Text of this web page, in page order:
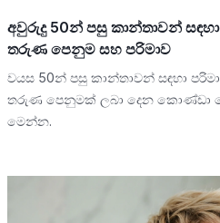
අවුරුදු 50න් පසු කාන්තාවන්
තරුණ පෙනුම සහ පරිමාව
වයස 50න් පසු කාන්තාවන් සඳහා
තරුණ පෙනුමක් ලබා දෙන කොණ්ඩා
මෙන්න.